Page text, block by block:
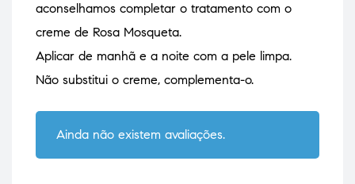
aconselhamos completar o tratamento com o
creme de Rosa Mosqueta.
Aplicar de manhã e a noite com a pele limpa.
Não substitui o creme, complementa-o.
Ainda não existem avaliações.